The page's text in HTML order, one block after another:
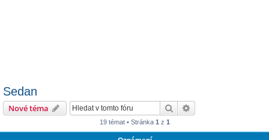
Sedan
Nové téma Hledat
19 témat • Stránka 1 z 1